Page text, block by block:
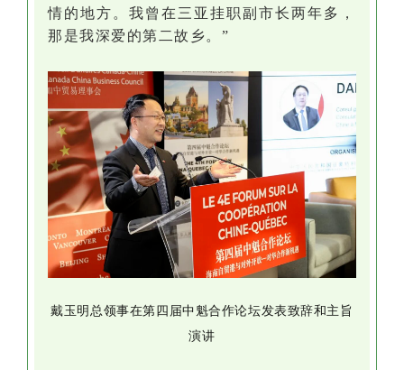
情的地方。我曾在三亚挂职副市长两年多，
那是我深爱的第二故乡。”
戴玉明总领事在第四届中魁合作论坛发表致辞和主旨
演讲